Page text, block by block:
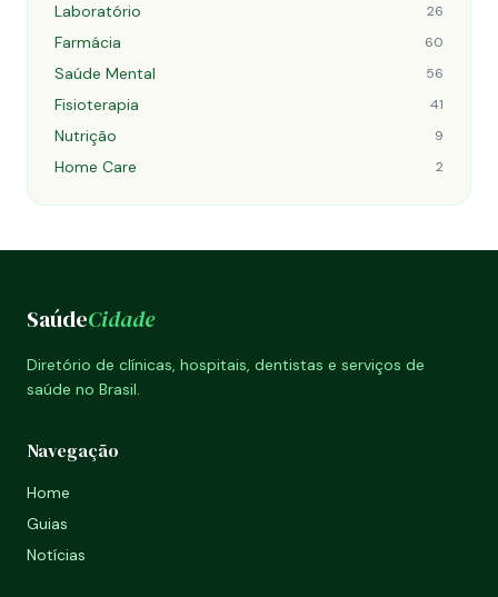
Laboratório 26
Farmácia 60
Saúde Mental 56
Fisioterapia 41
Nutrição 9
Home Care 2
SaúdeCidade
Diretório de clínicas, hospitais, dentistas e serviços de
saúde no Brasil.
Navegação
Home
Guias
Notícias